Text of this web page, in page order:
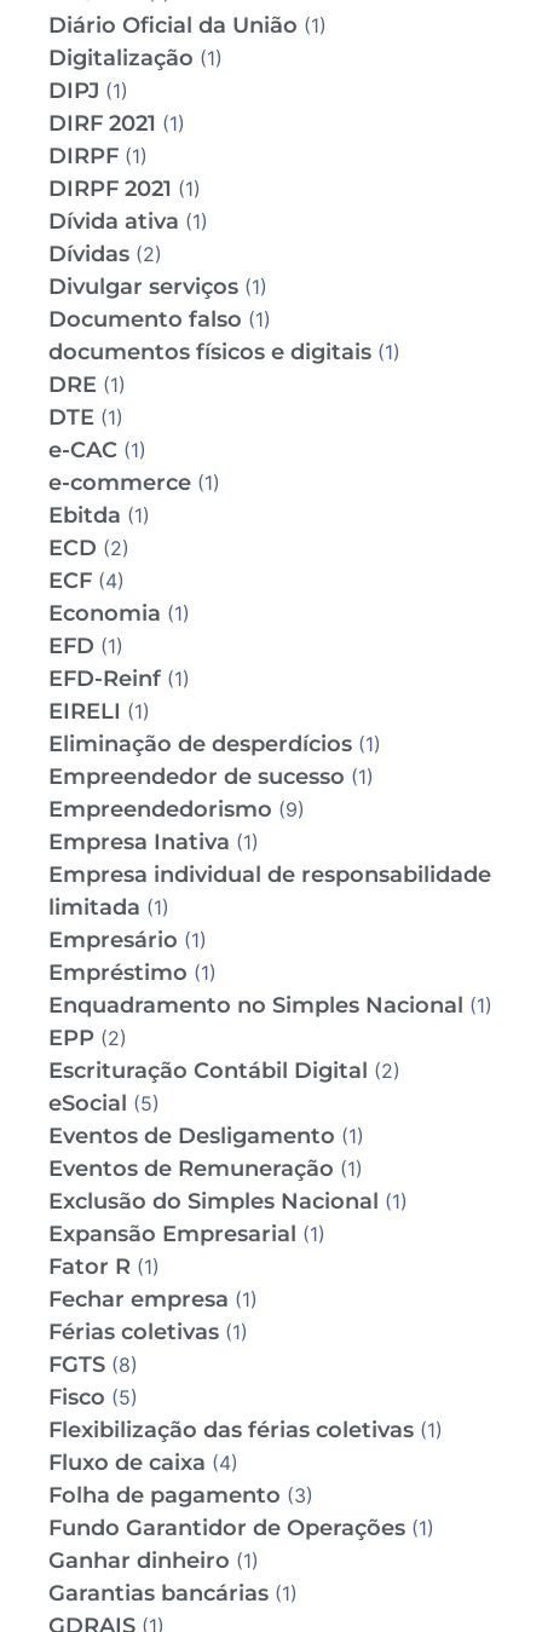
Diário Oficial da União (1)
Digitalização (1)
DIPJ (1)
DIRF 2021 (1)
DIRPF (1)
DIRPF 2021 (1)
Dívida ativa (1)
Dívidas (2)
Divulgar serviços (1)
Documento falso (1)
documentos físicos e digitais (1)
DRE (1)
DTE (1)
e-CAC (1)
e-commerce (1)
Ebitda (1)
ECD (2)
ECF (4)
Economia (1)
EFD (1)
EFD-Reinf (1)
EIRELI (1)
Eliminação de desperdícios (1)
Empreendedor de sucesso (1)
Empreendedorismo (9)
Empresa Inativa (1)
Empresa individual de responsabilidade
limitada (1)
Empresário (1)
Empréstimo (1)
Enquadramento no Simples Nacional (1)
EPP (2)
Escrituração Contábil Digital (2)
eSocial (5)
Eventos de Desligamento (1)
Eventos de Remuneração (1)
Exclusão do Simples Nacional (1)
Expansão Empresarial (1)
Fator R (1)
Fechar empresa (1)
Férias coletivas (1)
FGTS (8)
Fisco (5)
Flexibilização das férias coletivas (1)
Fluxo de caixa (4)
Folha de pagamento (3)
Fundo Garantidor de Operações (1)
Ganhar dinheiro (1)
Garantias bancárias (1)
GDRAIS (1)